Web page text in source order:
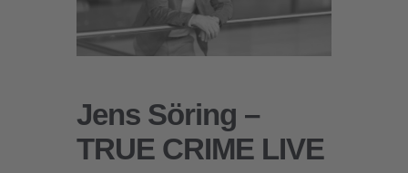
Jens Söring –
TRUE CRIME LIVE